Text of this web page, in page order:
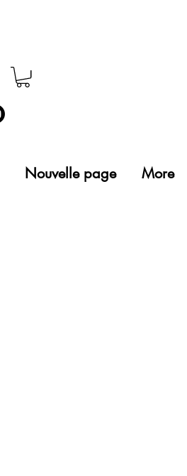
Nouvelle page More